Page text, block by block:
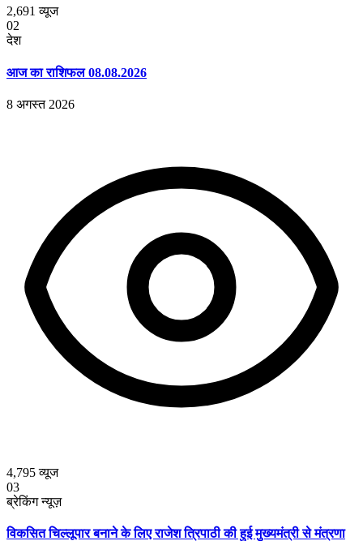
2,691 व्यूज
02
देश
आज का राशिफल 08.08.2026
8 अगस्त 2026
4,795व्यूज
03
ब्रेकिंग न्यूज़
विकसित चिल्लूपार बनाने के लिए राजेश त्रिपाठी की हुई मुख्यमंत्री से मंत्रणा